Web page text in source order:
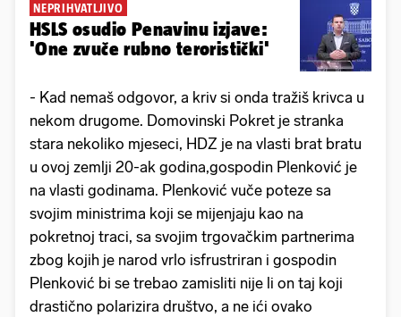
NEPRIHVATLJIVO
HSLS osudio Penavinu izjave:
'One zvuče rubno teroristički'
- Kad nemaš odgovor, a kriv si onda tražiš krivca u
nekom drugome. Domovinski Pokret je stranka
stara nekoliko mjeseci, HDZ je na vlasti brat bratu
u ovoj zemlji 20-ak godina,gospodin Plenković je
na vlasti godinama. Plenković vuče poteze sa
svojim ministrima koji se mijenjaju kao na
pokretnoj traci, sa svojim trgovačkim partnerima
zbog kojih je narod vrlo isfrustriran i gospodin
Plenković bi se trebao zamisliti nije li on taj koji
drastično polarizira društvo, a ne ići ovako